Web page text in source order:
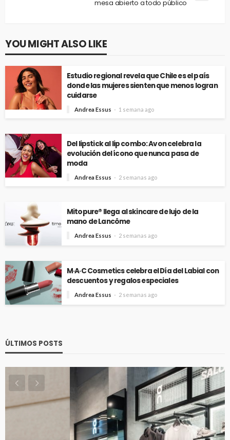
mesa abierto a todo público
YOU MIGHT ALSO LIKE
Estudio regional revela que Chile es el país
donde las mujeres sienten que menos logran
cuidarse
Andrea Essus 1 semana ago
Del lipstick al lip combo: Avon celebra la
evolución del ícono que nunca pasa de
moda
Andrea Essus 2 semanas ago
Mitopure® llega al skincare de lujo de la
mano de Lancôme
Andrea Essus 2 semanas ago
M·A·C Cosmetics celebra el Día del Labial con
descuentos y regalos especiales
Andrea Essus 2 semanas ago
ÚLTIMOS POSTS